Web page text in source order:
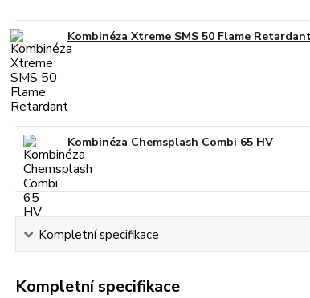
Kombinéza Xtreme SMS 50 Flame
Kombinéza Chemsplash Combi 65 HV
Kompletní specifikace
Kompletní specifikace